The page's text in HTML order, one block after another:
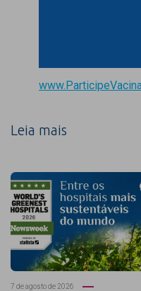
Leia mais
7 de agosto de 2026